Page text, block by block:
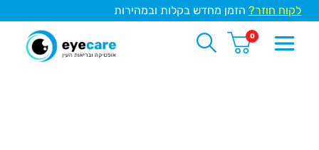
לקוח חוזר? הזמן מחדש בקלות ובמהירות
0